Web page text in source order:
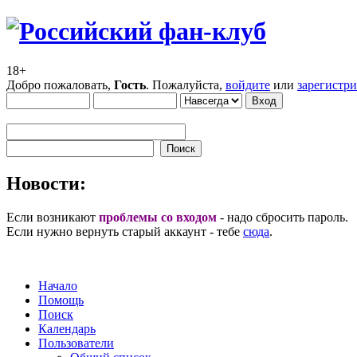
18+
Добро пожаловать, Гость. Пожалуйста, войдите или
Новости:
Если возникают проблемы со входом - надо сбросить пароль.
Если нужно вернуть старый аккаунт - тебе сюда.
Начало
Помощь
Поиск
Календарь
Пользователи